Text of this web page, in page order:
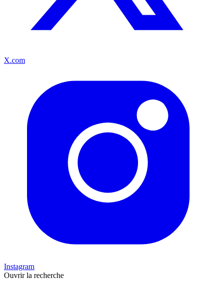
X.com
Instagram
Ouvrir la recherche